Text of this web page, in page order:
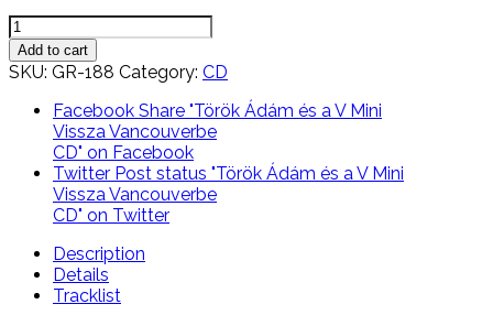
Török
Ádám
és
Vissza
Vancouverbe
quantity
Add to cart
SKU: GR-188 Category: CD
Facebook Share "Török Ádám és a V Mini
Vissza Vancouverbe
CD" on Facebook
Twitter Post status "Török Ádám és a V Mini
Vissza Vancouverbe
CD" on Twitter
Description
Details
Tracklist